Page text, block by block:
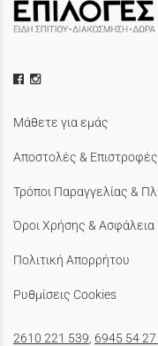
Μάθετε για εμάς
Αποστολές & Επιστροφές
Τρόποι Παραγγελίας &
Όροι Χρήσης & Ασφάλεια
Πολιτική Απορρήτου
Ρυθμίσεις Cookies
2610 221 539 6945 54 27